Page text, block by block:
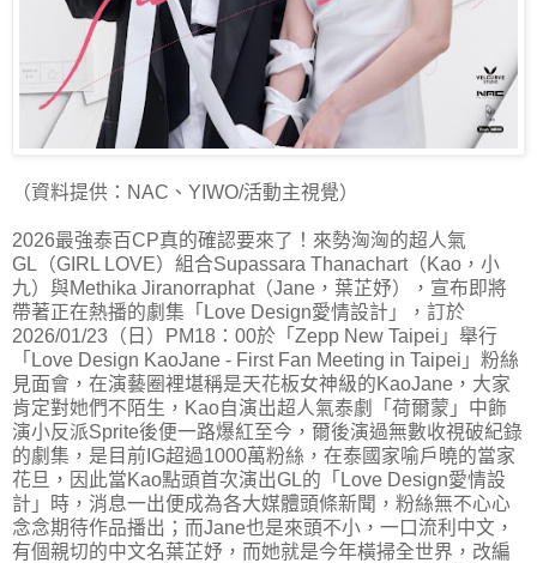
（資料提供：NAC、YIWO/活動主視覺）
2026最強泰百CP真的確認要來了！來勢洶洶的超人氣
GL（GIRL LOVE）組合Supassara Thanachart（Kao，小
九）與Methika Jiranorraphat（Jane，葉芷妤），宣布即將
帶著正在熱播的劇集「Love Design愛情設計」，訂於
2026/01/23（日）PM18：00於「Zepp New Taipei」舉行
「Love Design KaoJane - First Fan Meeting in Taipei」粉絲
見面會，在演藝圈裡堪稱是天花板女神級的KaoJane，大家
肯定對她們不陌生，Kao自演出超人氣泰劇「荷爾蒙」中飾
演小反派Sprite後便一路爆紅至今，爾後演過無數收視破紀錄
的劇集，是目前IG超過1000萬粉絲，在泰國家喻戶曉的當家
花旦，因此當Kao點頭首次演出GL的「Love Design愛情設
計」時，消息一出便成為各大媒體頭條新聞，粉絲無不心心
念念期待作品播出；而Jane也是來頭不小，一口流利中文，
有個親切的中文名葉芷妤，而她就是今年橫掃全世界，改編